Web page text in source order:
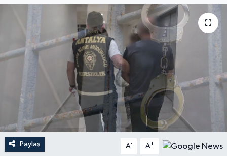
Paylaş A- A+
Dünya
Resmi Reklamlar